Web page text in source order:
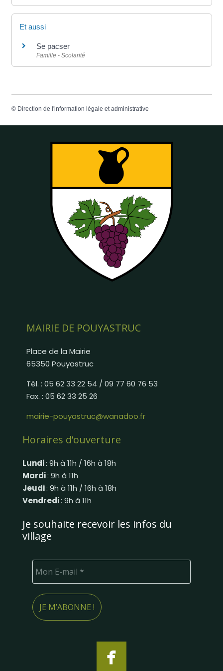
Et aussi
Se pacser
Famille - Scolarité
© Direction de l'information légale et administrative
MAIRIE DE POUYASTRUC
Place de la Mairie
65350 Pouyastruc
Tél. : 05 62 33 22 54 / 09 77 60 76 53
Fax. : 05 62 33 25 26
mairie-pouyastruc@wanadoo.fr
Horaires d’ouverture
Lundi: 9h à 11h / 16h à 18h
Mardi: 9h à 11h
Jeudi: 9h à 11h / 16h à 18h
Vendredi: 9h à 11h
Je souhaite recevoir les infos du
village